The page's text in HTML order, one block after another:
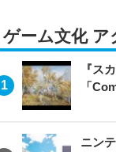
ゲーム文化
『ス
「
ニン